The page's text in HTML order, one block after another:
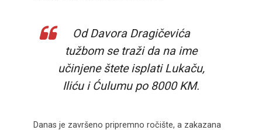
Od Davora Dragičevića
tužbom se traži da na ime
učinjene štete isplati Lukaču,
Iliću i Ćulumu po 8000 KM.
Danas je završeno pripremno ročište, a zakazana